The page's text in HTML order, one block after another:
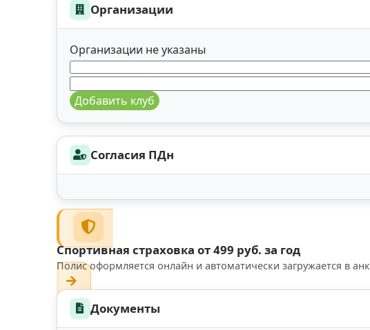
Организации
Организации не указаны
Добавить клуб
Согласия ПДн
Спортивная страховка от 499 руб. за год
Полис оформляется онлайн и автоматически загружается в
Документы